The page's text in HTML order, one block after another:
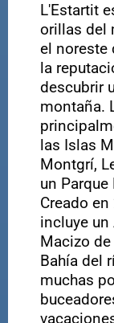
L'Estartit
orillas del
el noreste
la
descubrir
montaña.
las Islas
Montgrí,
un
Creado
incluye un
Macizo
Bahía del
muchas